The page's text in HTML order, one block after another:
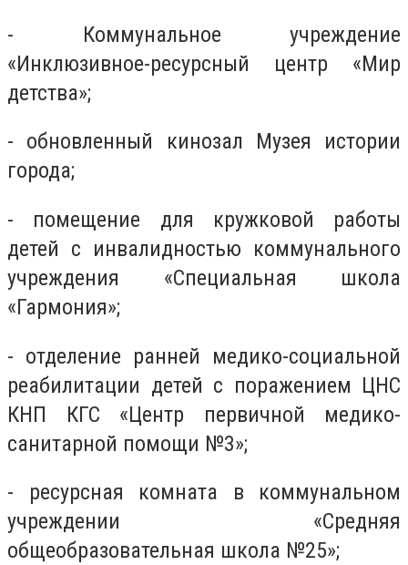
- Коммунальное учреждение
«Инклюзивное-ресурсный центр «Мир
детства»;
- обновленный кинозал Музея истории
города;
- помещение для кружковой работы
детей с инвалидностью коммунального
учреждения «Специальная школа
«Гармония»;
- отделение ранней медико-социальной
реабилитации детей с поражением ЦНС
КНП КГС «Центр первичной медико-
санитарной помощи №3»;
- ресурсная комната в коммунальном
учреждении «Средняя
общеобразовательная школа №25»;